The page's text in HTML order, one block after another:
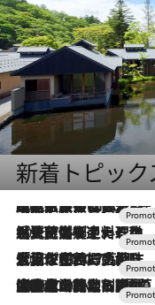
新着トピッ
2026.7.31
【ホテル帰省】という選択肢をOMOが提案。家族とほどよい距離を保つには「昼は実家、夜は気兼ねなくホテルで！」
2026.7.24
【夏限定ディナーコース】旬を迎える稚鮎や花ズッキーニなどをイタリア・トスカーナの郷土料理の手法で満喫！
2026.7.17
「土佐和ハーブかき氷」がOMO7高知に登場！生姜、山椒、大葉など目にも舌にも涼を呼ぶ郷土の味
2026.7.10
NEW OPEN！【界 草津】名湯の地に誕生。趣の異なる2種の温泉と上州ならではの会席・蕎麦割烹など美食を味わう究極の癒やし旅